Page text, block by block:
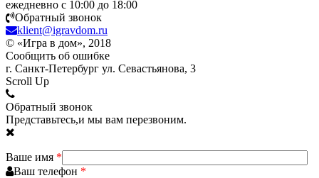
ежедневно с 10:00 до 18:00
Обратный звонок
klient@igravdom.ru
© «Игра в дом», 2018
Сообщить об ошибке
г. Санкт-Петербург ул. Севастьянова, 3
Scroll Up
Обратный звонок
Представьтесь,и мы вам перезвоним.
Ваше имя *
Ваш телефон *